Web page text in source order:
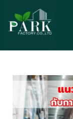
content